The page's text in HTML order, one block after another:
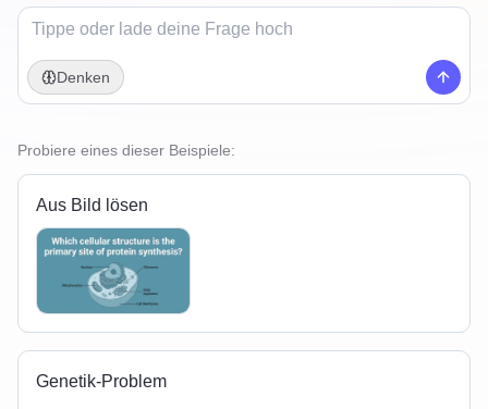
Denken
Probiere eines dieser Beispiele:
Aus Bild lösen
Genetik-Problem